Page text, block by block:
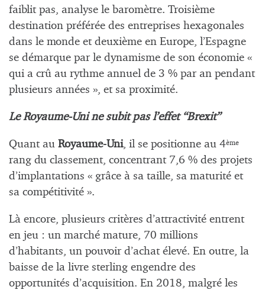
faiblit pas, analyse le baromètre. Troisième
destination préférée des entreprises hexagonales
dans le monde et deuxième en Europe, l’Espagne
se démarque par le dynamisme de son économie «
qui a crû au rythme annuel de 3 % par an pendant
plusieurs années », et sa proximité.
Le Royaume-Uni ne subit pas l’effet “Brexit”
Quant au Royaume-Uni, il se positionne au 4ème
rang du classement, concentrant 7,6 % des projets
d’implantations « grâce à sa taille, sa maturité et
sa compétitivité ».
Là encore, plusieurs critères d’attractivité entrent
en jeu : un marché mature, 70 millions
d’habitants, un pouvoir d’achat élevé. En outre, la
baisse de la livre sterling engendre des
opportunités d’acquisition. En 2018, malgré les